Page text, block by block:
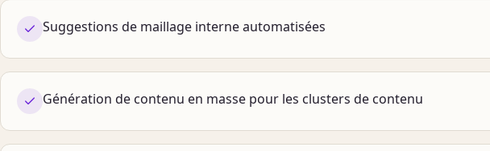
Suggestions de maillage interne automatisées
Génération de contenu en masse pour les clusters de contenu